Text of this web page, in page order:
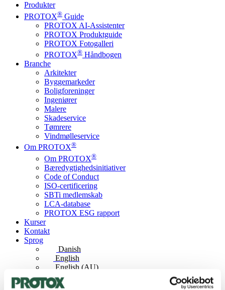
Produkter
PROTOX® Guide
PROTOX AI-Assistenter
PROTOX Produktguide
PROTOX Fotogalleri
PROTOX® Håndbogen
Branche
Arkitekter
Byggemarkeder
Boligforeninger
Ingeniører
Malere
Skadeservice
Tømrere
Vindmølleservice
Om PROTOX®
Om PROTOX®
Bæredygtigheds­initiativer
Code of Conduct
ISO-certificering
SBTi medlemskab
LCA-database
PROTOX ESG rapport
Kurser
Kontakt
Sprog
Danish
English
English (AU)
Swedish
Norwegian